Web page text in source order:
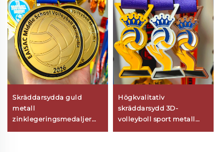
Skräddarsydda guld
metall
zinklegeringsmedaljer
Högkvalitativ
skräddarsydd 3D-
volleyboll sport metall